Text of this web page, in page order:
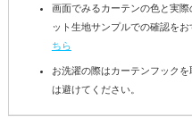
画面でみるカーテンの色と実
ット生地サンプルでの確認をお
ちら
お洗濯の際はカーテンフック
は避けてください。